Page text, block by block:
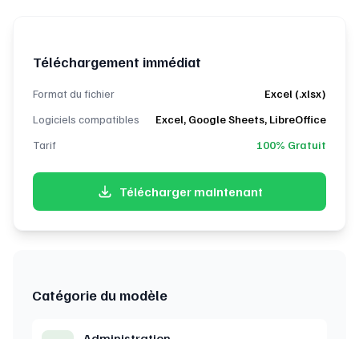
Téléchargement immédiat
Format du fichier
Excel (.xlsx)
Logiciels compatibles
Excel, Google Sheets, LibreOffice
Tarif
100% Gratuit
Télécharger maintenant
Catégorie du modèle